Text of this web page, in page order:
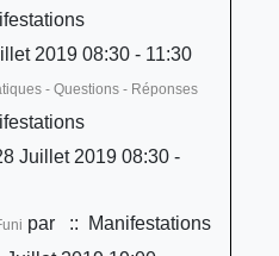
2019 08:30 - 11:30
- Questions - Réponses
Juillet 2019 08:30 -
par
:: Manifestations